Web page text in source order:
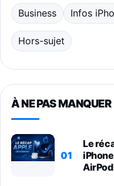
Business Infos
Hors-sujet
À NE PAS MANQUER
01
Le